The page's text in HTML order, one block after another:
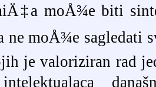
moÅ¾e biti
ne moÅ¾e sagledati
je valoriziran rad
intelektualaca